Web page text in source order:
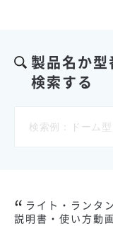
製品名か
検索する
ライト・ランタ
説明書・使い方動